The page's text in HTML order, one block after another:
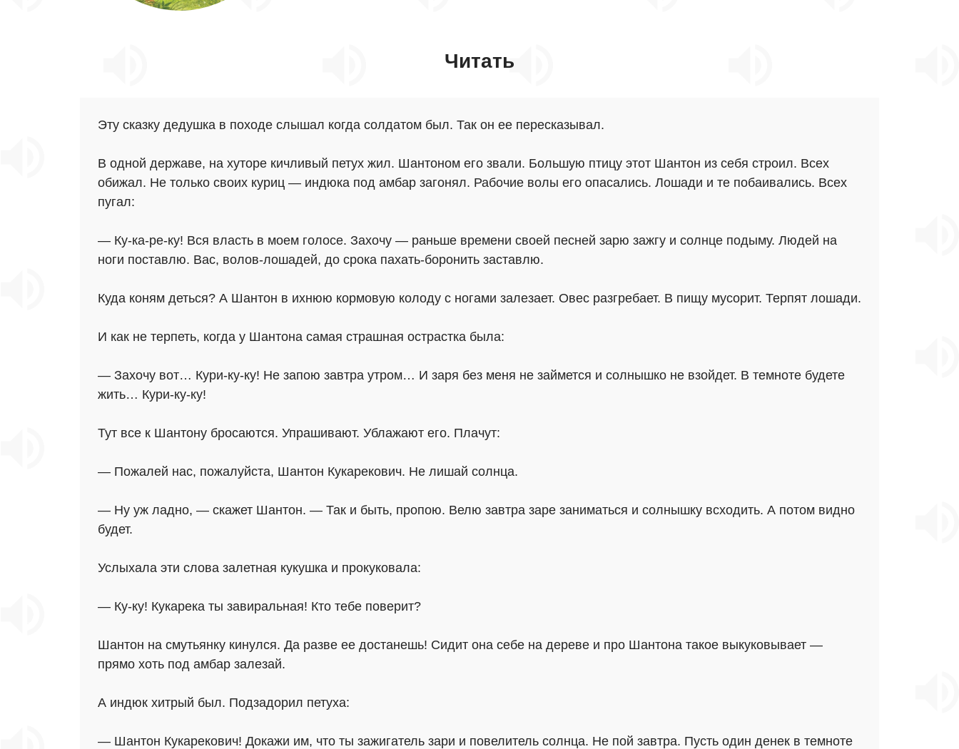
Читать
Эту сказку дедушка в походе слышал когда солдатом был. Так он ее пересказывал.
В одной державе, на хуторе кичливый петух жил. Шантоном его звали. Большую птицу этот Шантон из себя строил. Всех
обижал. Не только своих куриц — индюка под амбар загонял. Рабочие волы его опасались. Лошади и те побаивались. Всех
пугал:
— Ку-ка-ре-ку! Вся власть в моем голосе. Захочу — раньше времени своей песней зарю зажгу и солнце подыму. Людей на
ноги поставлю. Вас, волов-лошадей, до срока пахать-боронить заставлю.
Куда коням деться? А Шантон в ихнюю кормовую колоду с ногами залезает. Овес разгребает. В пищу мусорит. Терпят лошади.
И как не терпеть, когда у Шантона самая страшная острастка была:
— Захочу вот… Кури-ку-ку! Не запою завтра утром… И заря без меня не займется и солнышко не взойдет. В темноте будете
жить… Кури-ку-ку!
Тут все к Шантону бросаются. Упрашивают. Ублажают его. Плачут:
— Пожалей нас, пожалуйста, Шантон Кукарекович. Не лишай солнца.
— Ну уж ладно, — скажет Шантон. — Так и быть, пропою. Велю завтра заре заниматься и солнышку всходить. А потом видно
будет.
Услыхала эти слова залетная кукушка и прокуковала:
— Ку-ку! Кукарека ты завиральная! Кто тебе поверит?
Шантон на смутьянку кинулся. Да разве ее достанешь! Сидит она себе на дереве и про Шантона такое выкуковывает —
прямо хоть под амбар залезай.
А индюк хитрый был. Подзадорил петуха:
— Шантон Кукарекович! Докажи им, что ты зажигатель зари и повелитель солнца. Не пой завтра. Пусть один денек в темноте